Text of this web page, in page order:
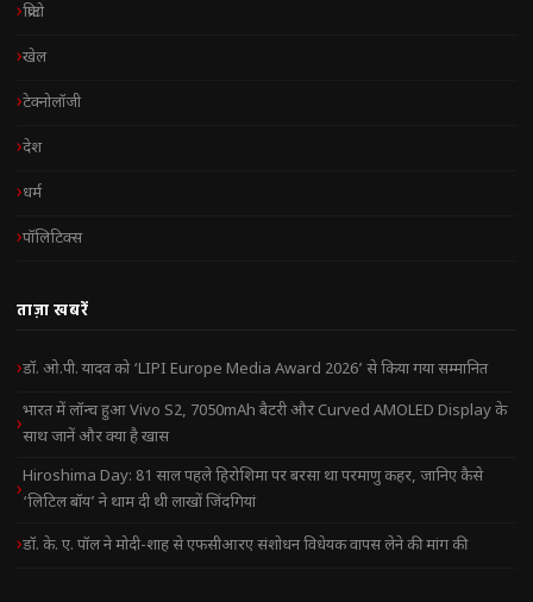
क्रिप्टो
खेल
टेक्नोलॉजी
देश
धर्म
पॉलिटिक्स
ताज़ा खबरें
डॉ. ओ.पी. यादव को ‘LIPI Europe Media Award 2026’ से किया गया सम्मानित
भारत में लॉन्च हुआ Vivo S2, 7050mAh बैटरी और Curved AMOLED Display के
साथ जानें और क्या है खास
Hiroshima Day: 81 साल पहले हिरोशिमा पर बरसा था परमाणु कहर, जानिए कैसे
‘लिटिल बॉय’ ने थाम दी थी लाखों जिंदगियां
डॉ. के. ए. पॉल ने मोदी-शाह से एफसीआरए संशोधन विधेयक वापस लेने की मांग की